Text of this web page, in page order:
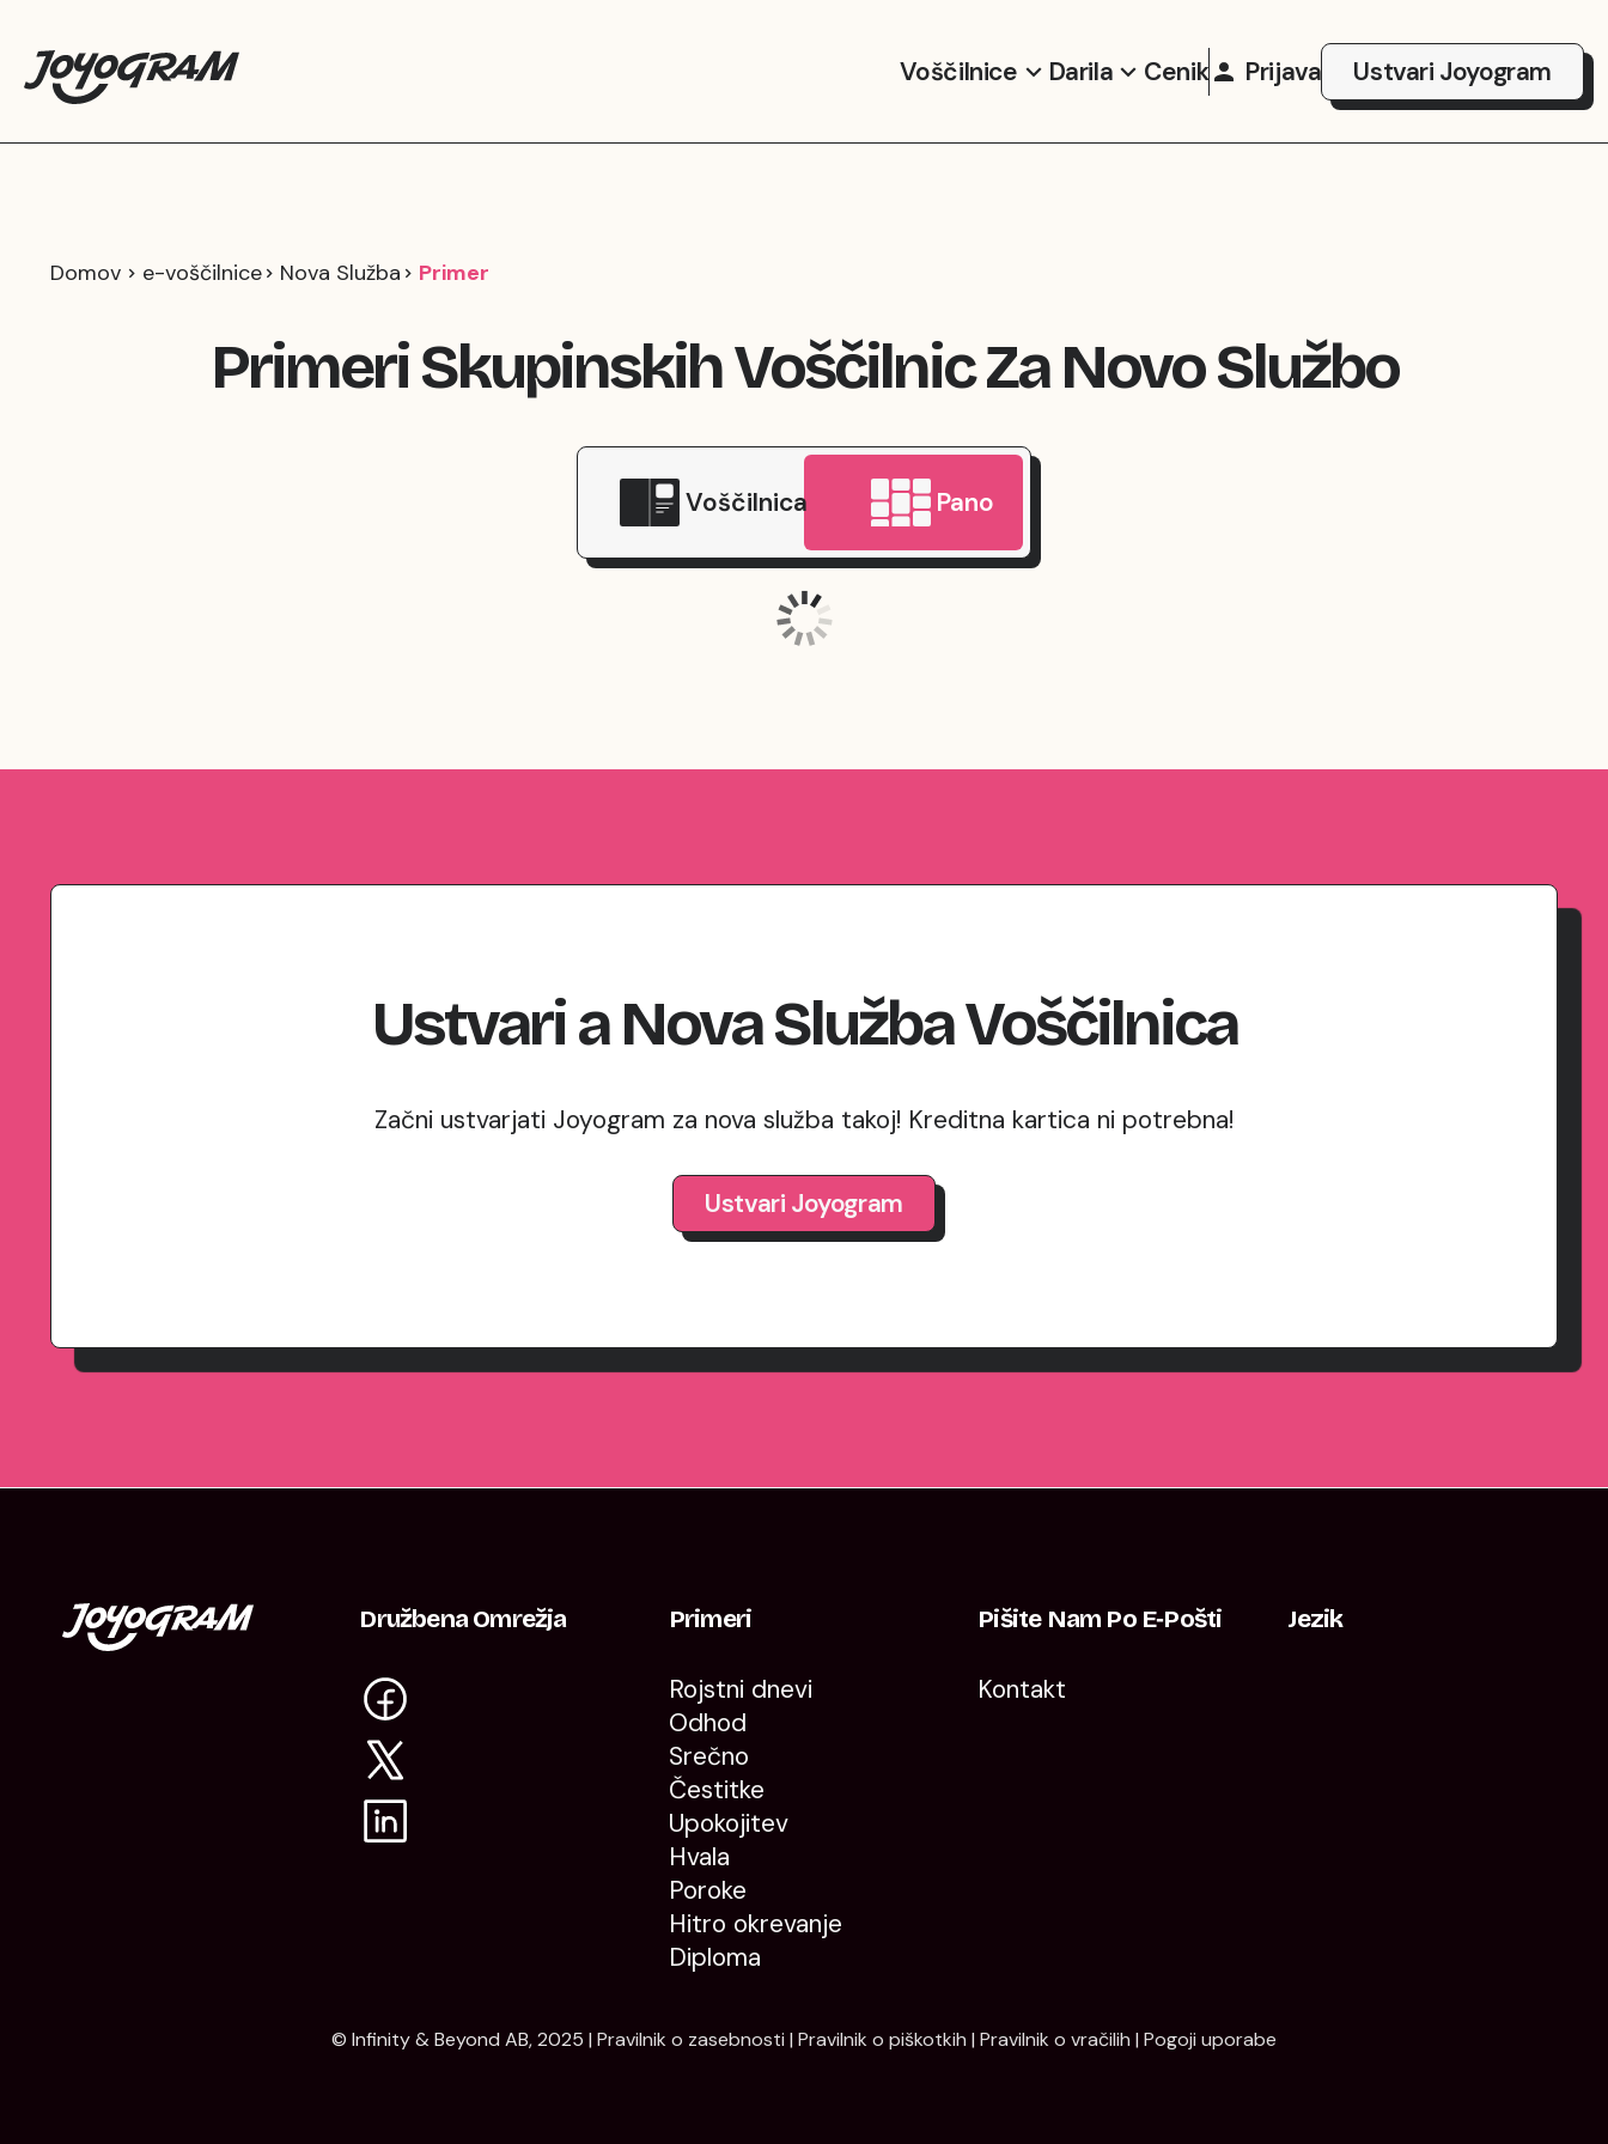
Voščilnice Darila Cenik Prijava Ustvari Joyogram
Domov e-voščilnice Nova Služba Primer
Primeri Skupinskih Voščilnic Za Novo Službo
Voščilnica Pano
Ustvaria Nova SlužbaVoščilnica
Začni ustvarjati Joyogram za nova služba takoj! Kreditna kartica ni potrebna!
Ustvari Joyogram
Družbena Omrežja Primeri
Rojstni dnevi
Odhod
Srečno
Čestitke
Upokojitev
Hvala
Poroke
Hitro okrevanje
Diploma
Pišite Nam Po E‑pošti
Kontakt
Jezik
© Infinity & Beyond AB, 2025 | Pravilnik o zasebnosti | Pravilnik o piškotkih | Pravilnik o vračilih | Pogoji uporabe